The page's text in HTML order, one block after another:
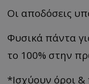
Οι αποδόσεις
Φυσικά πάντα
το 100% στην
*Ισχύουν όροι